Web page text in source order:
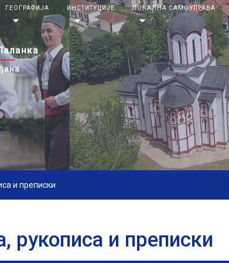
ГЕОГРАФИЈА
arrow_drop_down
ИНСТИТУЦИЈЕ
arrow_drop_down
ЛОКАЛНА САМОУПРАВА
arrow_drop_down
и преписки
рукописа и преписки